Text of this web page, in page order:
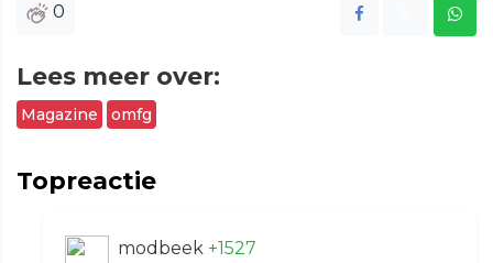
0
Lees meer over:
Magazine omfg
Topreactie
modbeek +1527